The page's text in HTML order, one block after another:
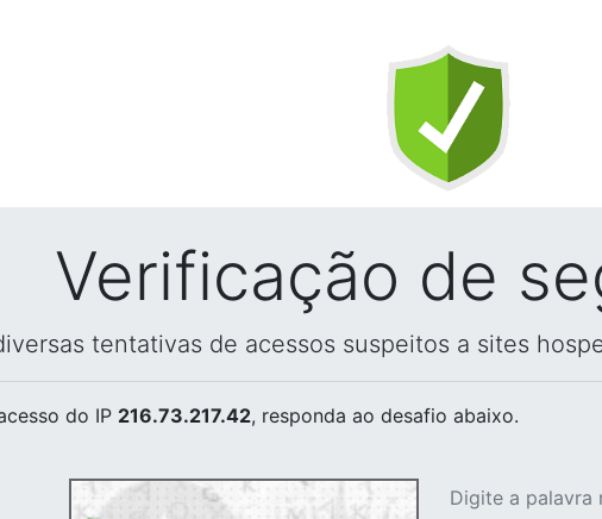
Verificação de
tentativas de acessos suspeitos a sites
do IP 216.73.217.42, responda ao desafio abaixo.
Digite a palavra